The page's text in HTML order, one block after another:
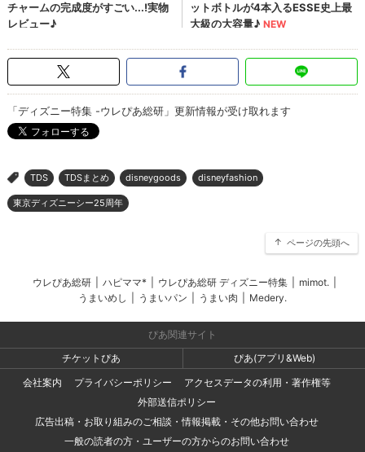
「ディズニー特集 -ウレぴあ総研」更新情報が受け取れます
> TDS TDSまとめ disneygoods disneyfashion
東京ディズニーシー25周年
ページの先頭へ
ウレぴあ総研 ハピママ* ウレぴあ総研 ディズニー特集 mimot.
うまいめし
うまいパン うまい肉 Medery.
ぴあ関連サイト
チケットぴあ
ぴあ(アプリ&Web)
会社案内
プライバシーポリシー
アクセスデータの利用・著作権等
外部送信ポリシー
広告出稿・お取り組みのご相談・情報掲載・その他お問い合わせ
一般の読者の方・ユーザーの方からのお問い合わせ